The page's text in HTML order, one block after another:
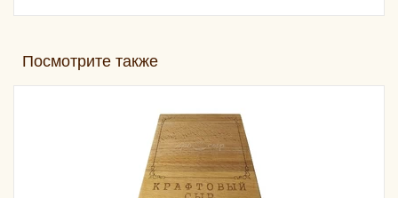
Посмотрите также